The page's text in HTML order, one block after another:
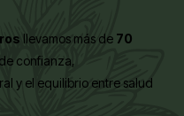
llevamos más de 70
confianza,
y el equilibrio entre salud